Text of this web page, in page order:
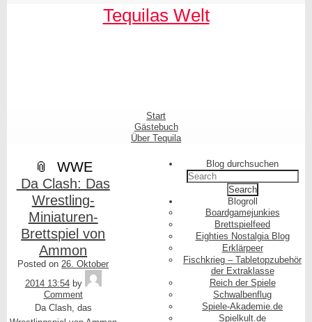
to
content
to
SEARCH-
to
LINKS-
to
CATEGORIES-
to
ARCHIVES-
to
META-
to
FACEBOOK-
to
TEXT-
to
AKISMET_WIDGET-
to
TAG_CLOUD-
Tequilas Welt
Shrunk
Expand
Start
Gästebuch
Über Tequila
WWE
Da Clash: Das
Wrestling-
Miniaturen-
Brettspiel von
Ammon
Posted on 26. Oktober
2014 13:54 by
Comment
Da Clash, das
Blog durchsuchen
Search
for:
Blogroll
Boardgamejunkies
Brettspielfeed
Eighties Nostalgia Blog
Erklärpeer
Fischkrieg – Tabletopzubehör
der Extraklasse
Reich der Spiele
Schwalbenflug
Spiele-Akademie.de
Spielkult.de